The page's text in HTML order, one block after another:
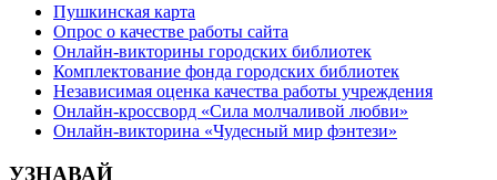
Пушкинская карта
Опрос о качестве работы сайта
Онлайн-викторины городских библиотек
Комплектование фонда городских библиотек
Независимая оценка качества работы учреждения
Онлайн-кроссворд «Сила молчаливой любви»
Онлайн-викторина «Чудесный мир фэнтези»
УЗНАВАЙ